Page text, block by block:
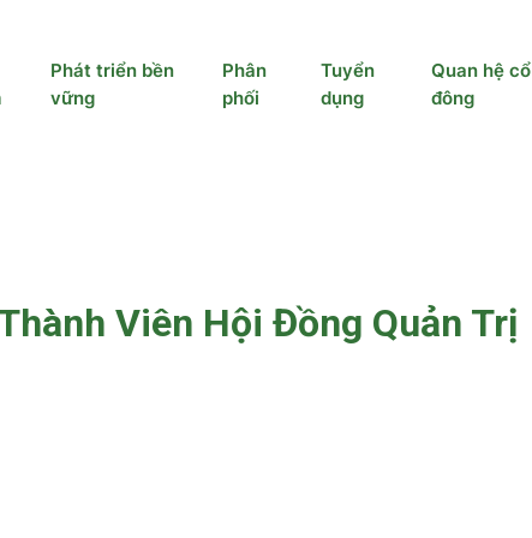
Phát triển bền
vững
Phân
phối
Tuyển
dụng
Quan hệ cổ
đông
Viên Hội Đồng Quản Trị